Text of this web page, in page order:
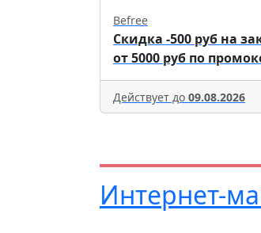
Befree
Скидка -500 руб на
от 5000 руб по
Действует до 09.08.2026
Интернет-